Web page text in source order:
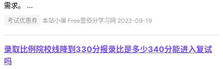
需求。 ...
考试优惠券 本站小编 Free壹佰分学习网 2022-09-19
录取比例院校线降到330分报录比是多少340分能进入复试
吗